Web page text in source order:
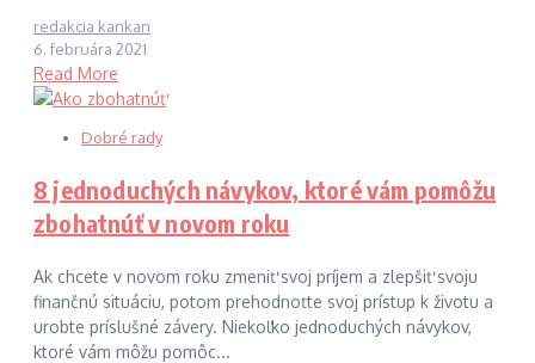
redakcia kankan
6. februára 2021
Read More
Dobré rady
8 jednoduchých návykov, ktoré vám pomôžu
zbohatnúť v novom roku
Ak chcete v novom roku zmeniť svoj príjem a zlepšiť svoju
finančnú situáciu, potom prehodnoťte svoj prístup k životu a
urobte príslušné závery. Niekoľko jednoduchých návykov,
ktoré vám môžu pomôc...